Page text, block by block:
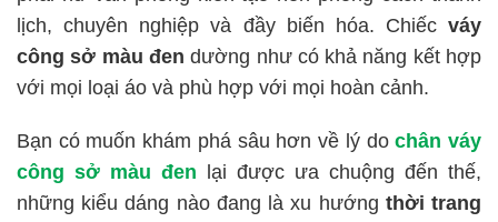
lịch, chuyên nghiệp và đầy biến hóa. Chiếc váy
công sở màu đen dường như có khả năng kết hợp
với mọi loại áo và phù hợp với mọi hoàn cảnh.
Bạn có muốn khám phá sâu hơn về lý dochân váy
công sở màu đen lại được ưa chuộng đến thế,
những kiểu dáng nào đang là xu hướng thời trang